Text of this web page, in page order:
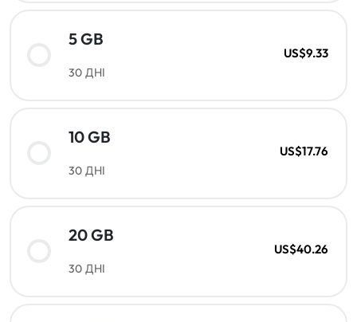
5 GB
30 ДНІ
US$9.33
10 GB
30 ДНІ
US$17.76
20 GB
30 ДНІ
US$40.26